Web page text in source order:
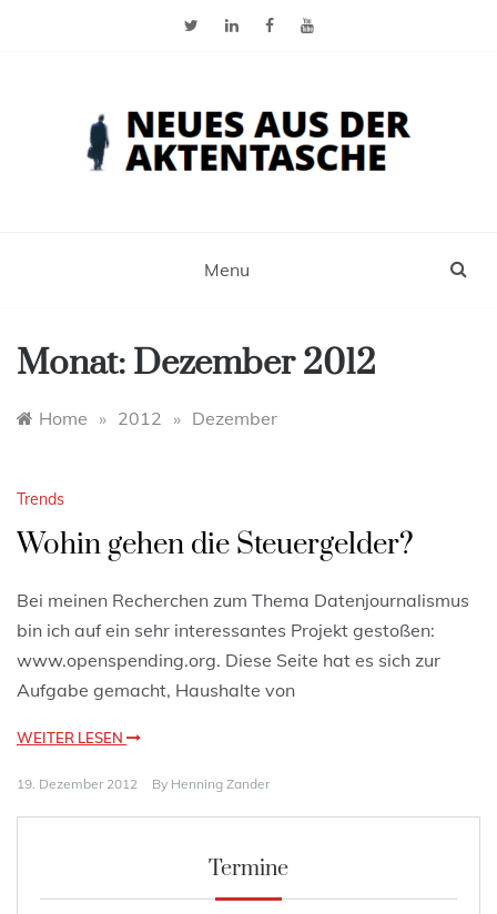
Menu
Monat: Dezember 2012
Home » 2012 » Dezember
Trends
Wohin gehen die Steuergelder?
Bei meinen Recherchen zum Thema Datenjournalismus
bin ich auf ein sehr interessantes Projekt gestoßen:
www.openspending.org. Diese Seite hat es sich zur
Aufgabe gemacht, Haushalte von
WEITER LESEN
19. Dezember 2012 By Henning Zander
Termine